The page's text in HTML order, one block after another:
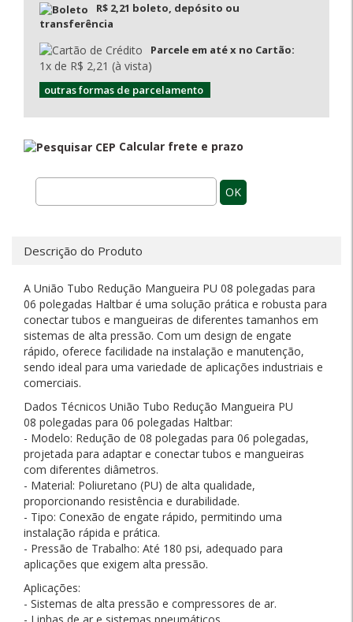
R$ 2,21 boleto, depósito ou
transferência
Parcele em até x no Cartão:
1x de R$ 2,21 (à vista)
outras formas de parcelamento
Calcular frete e prazo
OK
Descrição do Produto
A União Tubo Redução Mangueira PU 08 polegadas para
06 polegadas Haltbar é uma solução prática e robusta para
conectar tubos e mangueiras de diferentes tamanhos em
sistemas de alta pressão. Com um design de engate
rápido, oferece facilidade na instalação e manutenção,
sendo ideal para uma variedade de aplicações industriais e
comerciais.
Dados Técnicos União Tubo Redução Mangueira PU
08 polegadas para 06 polegadas Haltbar:
- Modelo: Redução de 08 polegadas para 06 polegadas,
projetada para adaptar e conectar tubos e mangueiras
com diferentes diâmetros.
- Material: Poliuretano (PU) de alta qualidade,
proporcionando resistência e durabilidade.
- Tipo: Conexão de engate rápido, permitindo uma
instalação rápida e prática.
- Pressão de Trabalho: Até 180 psi, adequado para
aplicações que exigem alta pressão.
Aplicações:
- Sistemas de alta pressão e compressores de ar.